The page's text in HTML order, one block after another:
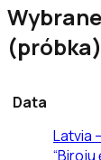
(próbka)
Data
Latvia